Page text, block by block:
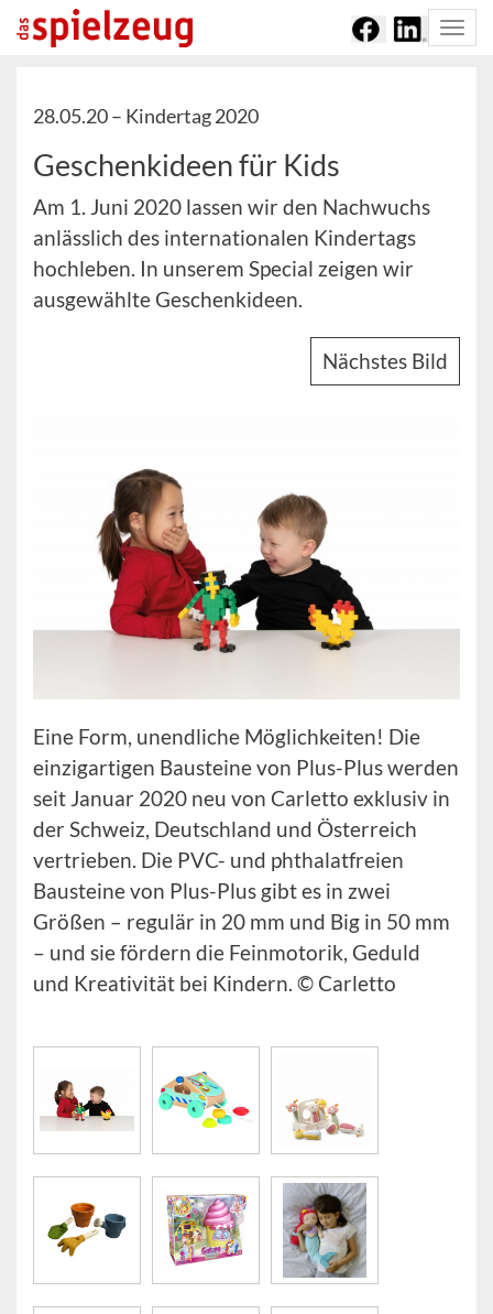
28.05.20 – Kindertag 2020
Geschenkideen für Kids
Am 1. Juni 2020 lassen wir den Nachwuchs
anlässlich des internationalen Kindertags
hochleben. In unserem Special zeigen wir
ausgewählte Geschenkideen.
Nächstes Bild
Eine Form, unendliche Möglichkeiten! Die
einzigartigen Bausteine von Plus-Plus werden
seit Januar 2020 neu von Carletto exklusiv in
der Schweiz, Deutschland und Österreich
vertrieben. Die PVC- und phthalatfreien
Bausteine von Plus-Plus gibt es in zwei
Größen – regulär in 20 mm und Big in 50 mm
– und sie fördern die Feinmotorik, Geduld
und Kreativität bei Kindern. © Carletto